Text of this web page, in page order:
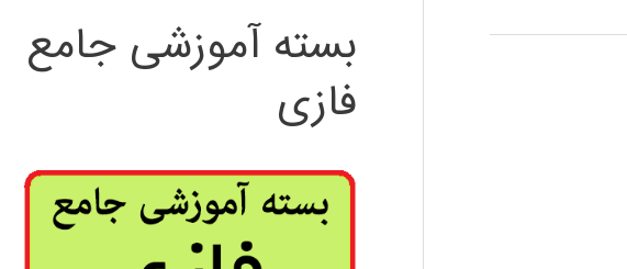
بسته آموزشی جامع
فازی